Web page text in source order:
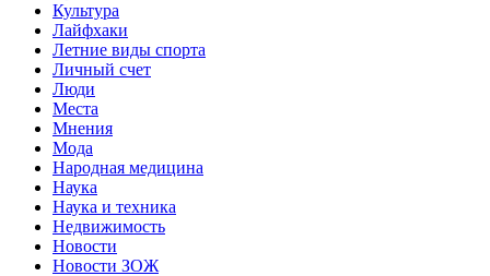
Культура
Лайфхаки
Летние виды спорта
Личный счет
Люди
Места
Мнения
Мода
Народная медицина
Наука
Наука и техника
Недвижимость
Новости
Новости ЗОЖ